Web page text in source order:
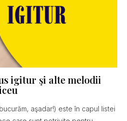
igitur şi alte melodii
aşadar!) este în capul listei